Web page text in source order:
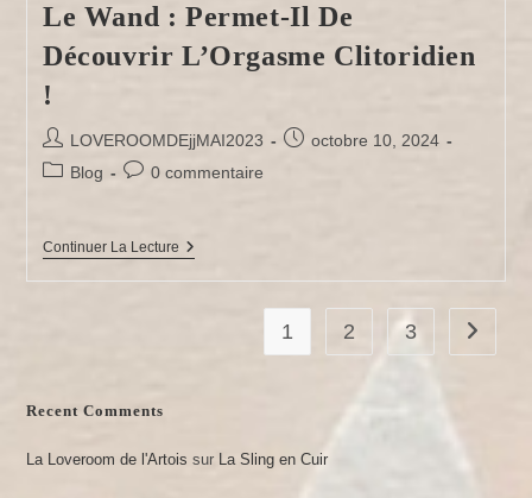
Dans
Une
Loveroom
?
Le Wand : Permet-Il De
Découvrir L’Orgasme Clitoridien
!
Auteur/autrice
de
LOVEROOMDEjjMAI2023
Publication
octobre 10, 2024
PostBlog
Commentaires
publication :
0 commentaire
Continuer La LectureLe
:
1 2 3 Aller à
Recent Comments
La Loveroom de l'Artois sur La Sling en Cuir